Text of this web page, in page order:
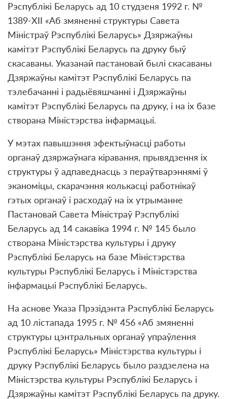
Рэспублікі Беларусь ад 10 студзеня 1992 г. №
1389-ХІІ «Аб змяненні структуры Савета
Міністраў Рэспублікі Беларусь» Дзяржаўны
камітэт Рэспублікі Беларусь па друку быў
скасаваны. Указанай пастановай былі скасаваны
Дзяржаўны камітэт Рэспублікі Беларусь па
тэлебачанні і радыёвяшчанні і Дзяржаўны
камітэт Рэспублікі Беларусь па друку, і на іх базе
створана Міністэрства інфармацыі.
У мэтах павышэння эфектыўнасці работы
органаў дзяржаўнага кіравання, прывядзення іх
структуры ў адпаведнасць з пераўтварэннямі ў
эканоміцы, скарачэння колькасці работнікаў
гэтых органаў і расходаў на іх утрыманне
Пастановай Савета Міністраў Рэспублікі
Беларусь ад 14 сакавіка 1994 г. № 145 было
створана Міністэрства культуры і друку
Рэспублікі Беларусь на базе Міністэрства
культуры Рэспублікі Беларусь і Міністэрства
інфармацыі Рэспублікі Беларусь.
На аснове Указа Прэзідэнта Рэспублікі Беларусь
ад 10 лістапада 1995 г. № 456 «Аб змяненні
структуры цэнтральных органаў упраўлення
Рэспублікі Беларусь» Міністэрства культуры і
друку Рэспублікі Беларусь было раздзелена на
Міністэрства культуры Рэспублікі Беларусь і
Дзяржаўны камітэт Рэспублікі Беларусь па друку.